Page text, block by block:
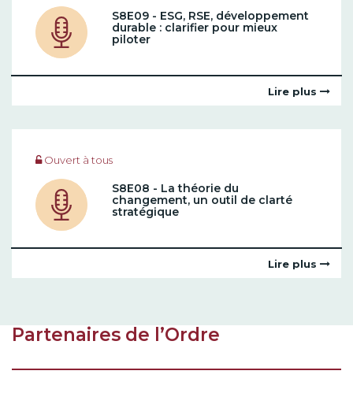
S8E09 - ESG, RSE, développement
durable : clarifier pour mieux
piloter
Lire plus
Ouvert à tous
S8E08 - La théorie du
changement, un outil de clarté
stratégique
Lire plus
Partenaires de l’Ordre